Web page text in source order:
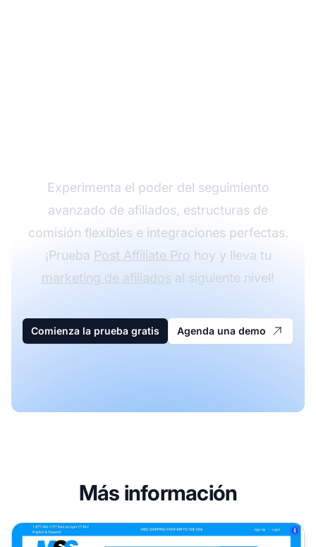
Experimenta el poder del seguimiento
avanzado de afiliados, estructuras de
comisión flexibles e integraciones perfectas.
¡Prueba Post Affiliate Pro hoy y lleva tu
marketing de afiliados al siguiente nivel!
Comienza la prueba gratis Agenda una demo
Más información
Programa de Afiliados de My Supplement Store